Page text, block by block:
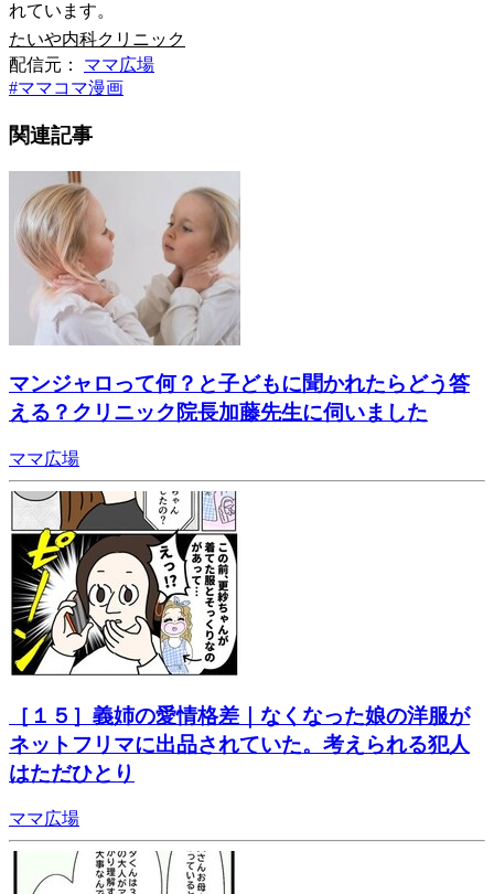
れています。
たいや内科クリニック
配信元： ママ広場
#ママコマ漫画
関連記事
マンジャロって何？と子どもに聞かれたらどう答
える？クリニック院長加藤先生に伺いました
ママ広場
［１５］義姉の愛情格差｜なくなった娘の洋服が
ネットフリマに出品されていた。考えられる犯人
はただひとり
ママ広場